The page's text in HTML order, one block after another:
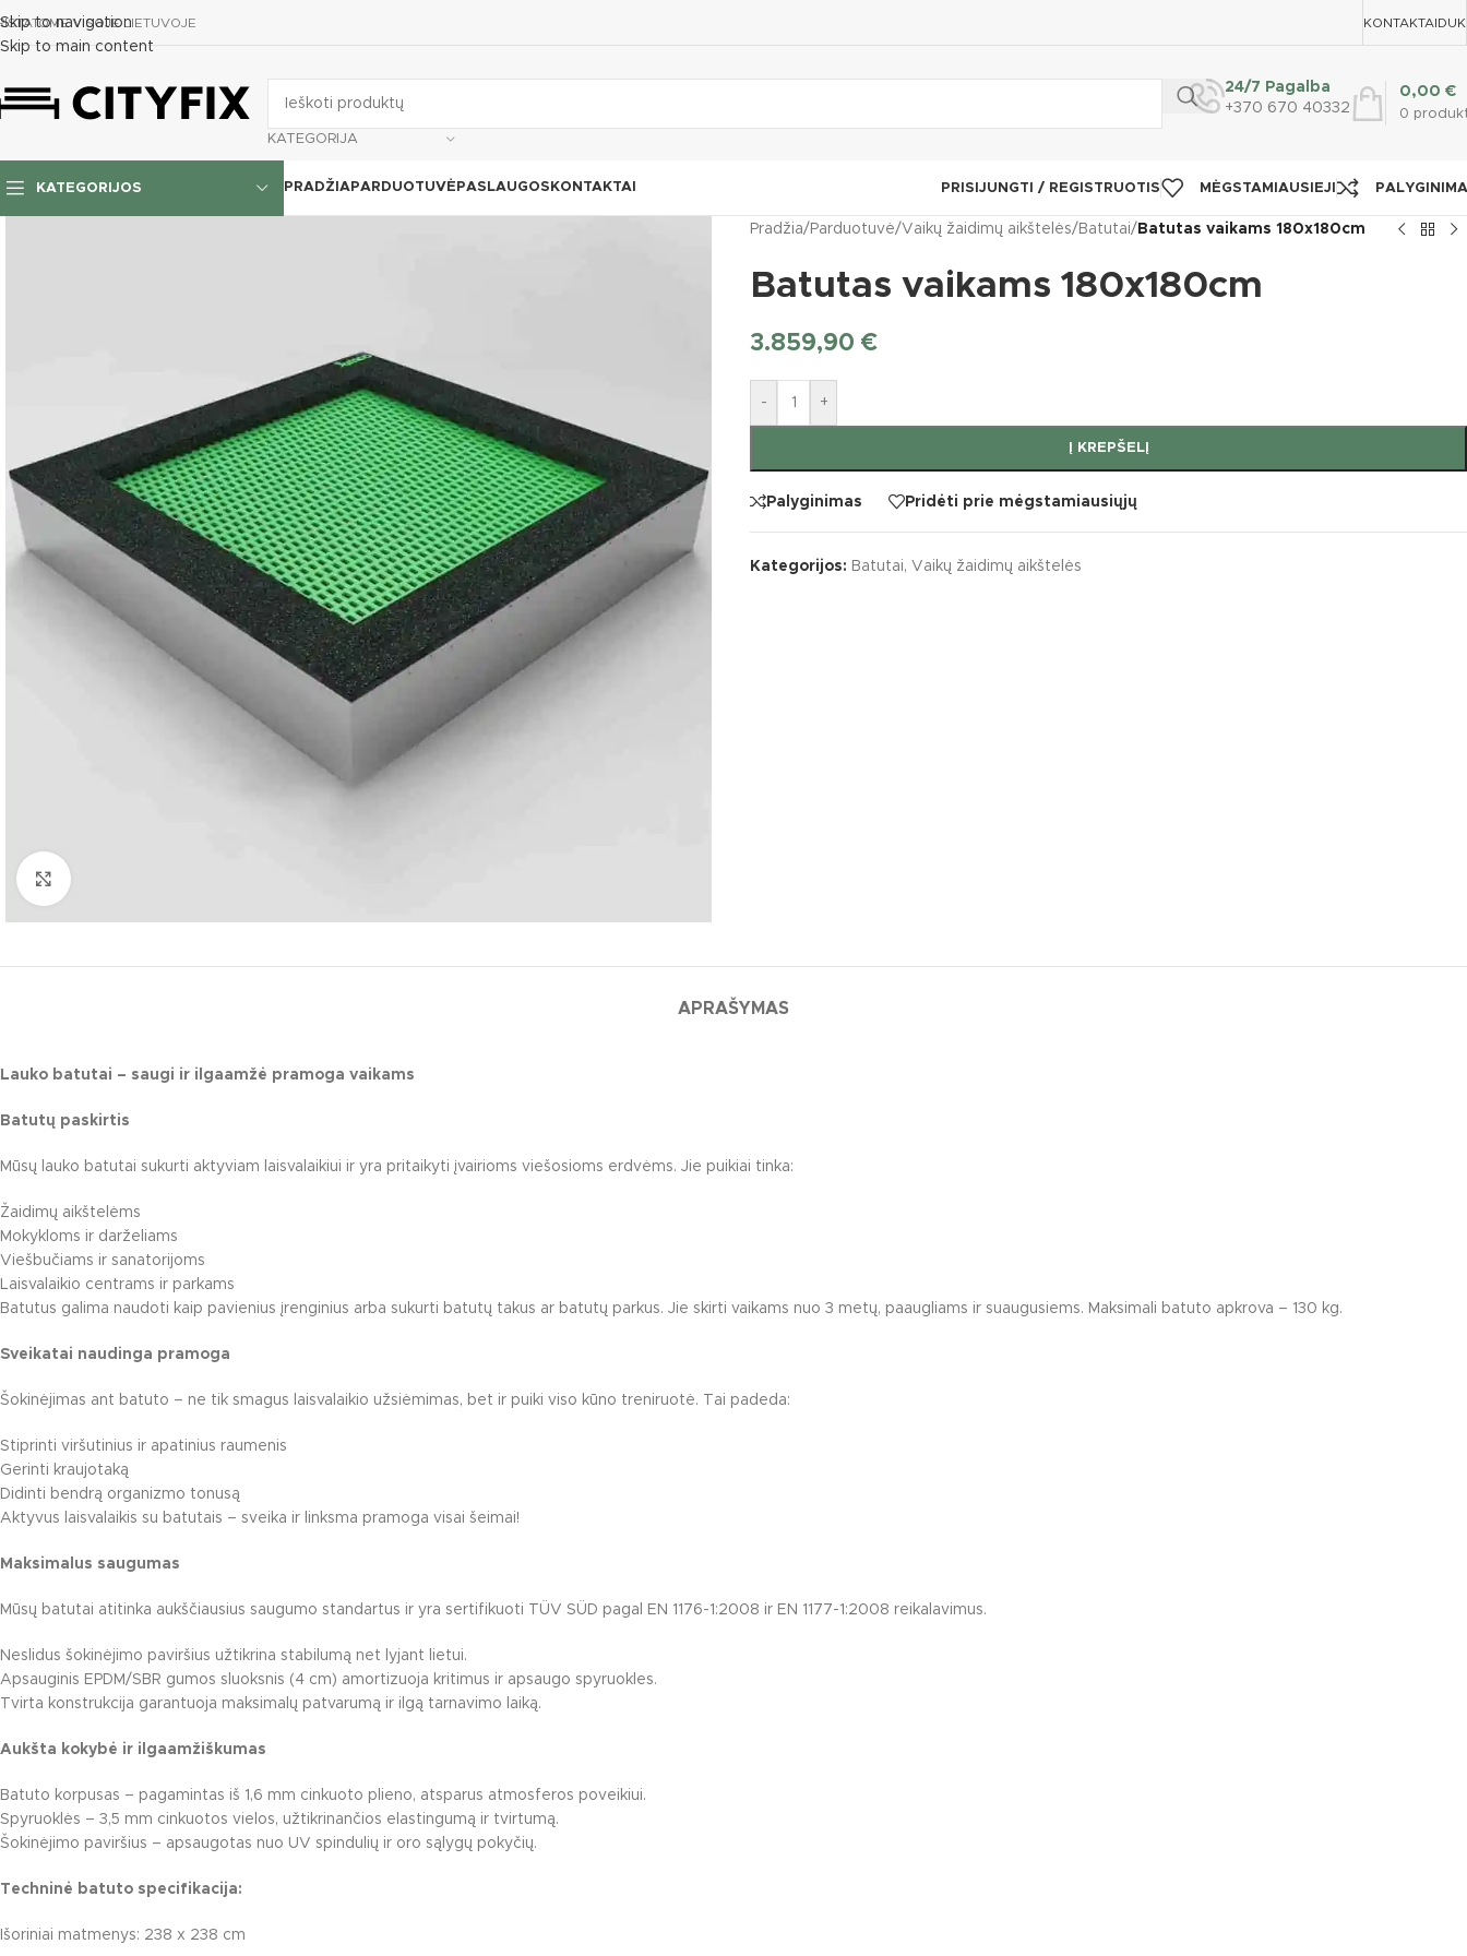
Skip to navigation
Skip to main content
VISOJE LIETUVOJE KONTAKTAIDUK
KATEGORIJA
24/7 Pagalba
+370 670 40332
0
0,00 €
KATEGORIJOS PRADŽIAPARDUOTUVĖ
Pavėsinės / lauko klasės
Smėlio dėžės
PASLAUGOS KONTAKTAI PRISIJUNGTI / REGISTRUOTIS MĖGSTAMIAUSIEJI
Pradžia/ Parduotuvė/Vaikų žaidimų aikštelės/ Batutai/ Batutas vaikams 180x180cm
Batutas vaikams 180x180cm
3.859,90 €
- +
Į KREPŠELĮ
Palyginimas Pridėti prie mėgstamiausiųjų
Kategorijos: Batutai, Vaikų žaidimų aikštelės
APRAŠYMAS
Lauko batutai – saugi ir ilgaamžė pramoga vaikams
Batutų paskirtis
Mūsų lauko batutai sukurti aktyviam laisvalaikiui ir yra pritaikyti įvairioms viešosioms erdvėms. Jie puikiai tinka:
Žaidimų aikštelėms
Mokykloms ir darželiams
Viešbučiams ir sanatorijoms
Laisvalaikio centrams ir parkams
Batutus galima naudoti kaip pavienius įrenginius arba sukurti batutų takus ar batutų parkus. Jie skirti vaikams nuo 3 metų, paaugliams ir suaugusiems. Maksimali batuto apkrova – 130 kg.
Sveikatai naudinga pramoga
Šokinėjimas ant batuto – ne tik smagus laisvalaikio užsiėmimas, bet ir puiki viso kūno treniruotė. Tai padeda:
Stiprinti viršutinius ir apatinius raumenis
Gerinti kraujotaką
Didinti bendrą organizmo tonusą
Aktyvus laisvalaikis su batutais – sveika ir linksma pramoga visai šeimai!
Maksimalus saugumas
Mūsų batutai atitinka aukščiausius saugumo standartus ir yra sertifikuoti TÜV SÜD pagal EN 1176-1:2008 ir EN 1177-1:2008 reikalavimus.
Neslidus šokinėjimo paviršius užtikrina stabilumą net lyjant lietui.
Apsauginis EPDM/SBR gumos sluoksnis (4 cm) amortizuoja kritimus ir apsaugo spyruokles.
Tvirta konstrukcija garantuoja maksimalų patvarumą ir ilgą tarnavimo laiką.
Aukšta kokybė ir ilgaamžiškumas
Batuto korpusas – pagamintas iš 1,6 mm cinkuoto plieno, atsparus atmosferos poveikiui.
Spyruoklės – 3,5 mm cinkuotos vielos, užtikrinančios elastingumą ir tvirtumą.
Šokinėjimo paviršius – apsaugotas nuo UV spindulių ir oro sąlygų pokyčių.
Techninė batuto specifikacija:
Išoriniai matmenys: 238 x 238 cm